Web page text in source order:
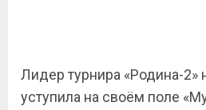
Лидер турнира «Родина-2»
уступила на своём поле